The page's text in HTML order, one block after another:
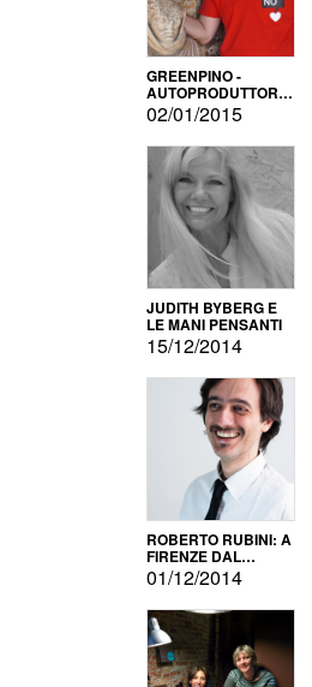
GREENPINO -
AUTOPRODUTTORE
PER AMORE
02/01/2015
JUDITH BYBERG E
LE MANI PENSANTI
15/12/2014
ROBERTO RUBINI: A
FIRENZE DAL
PRODOTTO ALLA
PROMOZIONE
01/12/2014